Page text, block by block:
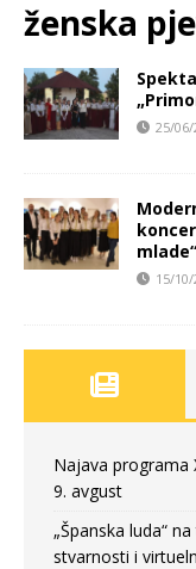
ženska
25/06/
mlade“
15/10/
Najava programa
9. avgust
„Španska luda“
stvarnosti i